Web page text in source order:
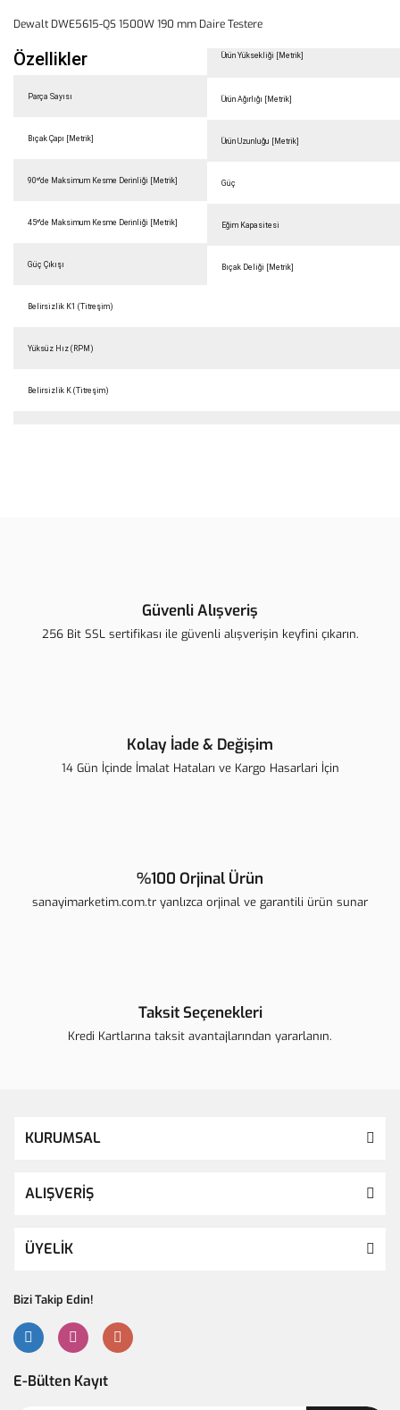
Dewalt DWE5615-QS 1500W 190 mm Daire Testere
Özellikler
Parça Sayısı
Bıçak Çapı [Metrik]
90º'de Maksimum Kesme Derinliği [Metrik]
45º'de Maksimum Kesme Derinliği [Metrik]
Güç Çıkışı
Belirsizlik K1 (Titreşim)
Yüksüz Hız (RPM)
Belirsizlik K (Titreşim)
Ürün Yüksekliği [Metrik]
Ürün Ağırlığı [Metrik]
Ürün Uzunluğu [Metrik]
Güç
Eğim Kapasitesi
Bıçak Deliği [Metrik]
Ürün açıklamasında eksik bilgiler bulunuyor.
Güvenli Alışveriş
256 Bit SSL sertifikası ile güvenli alışverişin keyfini çıkarın.
Kolay İade & Değişim
14 Gün İçinde İmalat Hataları ve Kargo Hasarlari İçin
%100 Orjinal Ürün
sanayimarketim.com.tr yanlızca orjinal ve garantili ürün sunar
Taksit Seçenekleri
Kredi Kartlarına taksit avantajlarından yararlanın.
KURUMSAL
ALIŞVERİŞ
ÜYELİK
Bizi Takip Edin!
E-Bülten Kayıt